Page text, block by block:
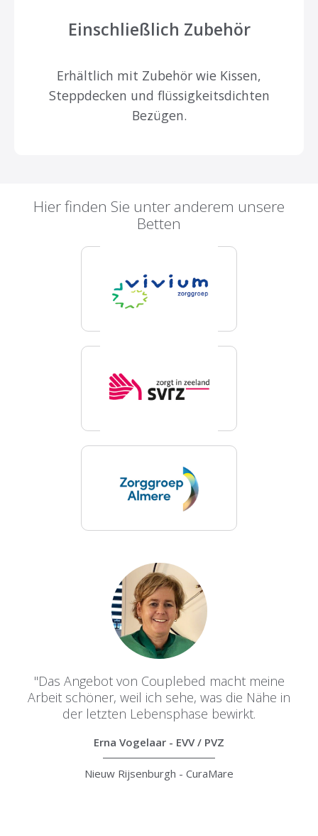
Einschließlich Zubehör
Erhältlich mit Zubehör wie Kissen,
Steppdecken und flüssigkeitsdichten
Bezügen.
Hier finden Sie unter anderem unsere
Betten
"Das Angebot von Couplebed macht meine
Arbeit schöner, weil ich sehe, was die Nähe in
der letzten Lebensphase bewirkt.
Erna Vogelaar - EVV / PVZ
Nieuw Rijsenburgh - CuraMare